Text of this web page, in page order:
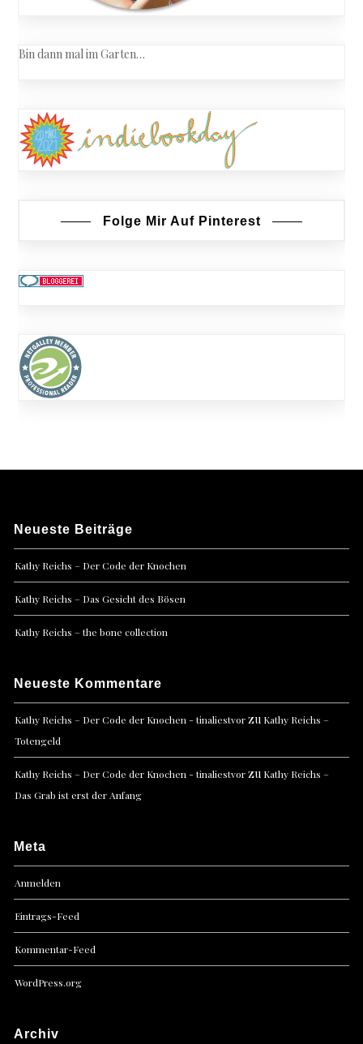
Bin dann mal im Garten…
Folge Mir Auf Pinterest
Neueste Beiträge
Kathy Reichs – Der Code der Knochen
Kathy Reichs – Das Gesicht des Bösen
Kathy Reichs – the bone collection
Neueste Kommentare
Kathy Reichs – Der Code der Knochen - tinaliestvorzu Kathy Reichs –
Totengeld
Kathy Reichs – Der Code der Knochen - tinaliestvorzu Kathy Reichs –
Das Grab ist erst der Anfang
Meta
Anmelden
Eintrags-Feed
Kommentar-Feed
WordPress.org
Archiv